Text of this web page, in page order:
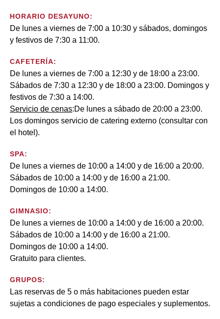
HORARIO DESAYUNO:
De lunes a viernes de 7:00 a 10:30 y sábados, domingos
y festivos de 7:30 a 11:00.
CAFETERÍA:
De lunes a viernes de 7:00 a 12:30 y de 18:00 a 23:00.
Sábados de 7:30 a 12:30 y de 18:00 a 23:00. Domingos y
festivos de 7:30 a 14:00.
Servicio de cenas:De lunes a sábado de 20:00 a 23:00.
Los domingos servicio de catering externo (consultar con
el hotel).
SPA:
De lunes a viernes de 10:00 a 14:00 y de 16:00 a 20:00.
Sábados de 10:00 a 14:00 y de 16:00 a 21:00.
Domingos de 10:00 a 14:00.
GIMNASIO:
De lunes a viernes de 10:00 a 14:00 y de 16:00 a 20:00.
Sábados de 10:00 a 14:00 y de 16:00 a 21:00.
Domingos de 10:00 a 14:00.
Gratuito para clientes.
GRUPOS:
Las reservas de 5 o más habitaciones pueden estar
sujetas a condiciones de pago especiales y suplementos.